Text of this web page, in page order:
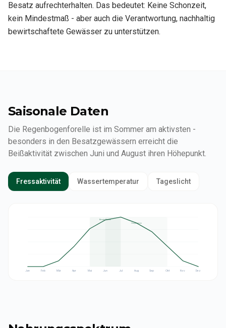
Besatz aufrechterhalten. Das bedeutet: Keine Schonzeit,
kein Mindestmaß - aber auch die Verantwortung, nachhaltig
bewirtschaftete Gewässer zu unterstützen.
Saisonale Daten
Die Regenbogenforelle ist im Sommer am aktivsten -
besonders in den Besatzgewässern erreicht die
Beißaktivität zwischen Juni und August ihren Höhepunkt.
Fressaktivität Wassertemperatur Tageslicht
Besatz-Saison
Hauptsaison
Jan Feb Mär Apr Mai Jun Jul Aug Sep Okt Nov Dez